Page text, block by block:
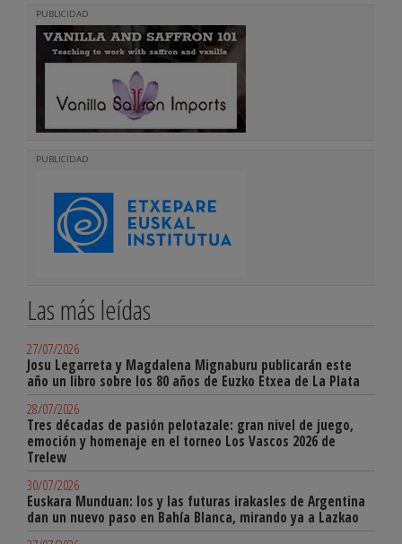
PUBLICIDAD
PUBLICIDAD
Las más leídas
27/07/2026
Josu Legarreta y Magdalena Mignaburu publicarán este
año un libro sobre los 80 años de Euzko Etxea de La Plata
28/07/2026
Tres décadas de pasión pelotazale: gran nivel de juego,
emoción y homenaje en el torneo Los Vascos 2026 de
Trelew
30/07/2026
Euskara Munduan: los y las futuras irakasles de Argentina
dan un nuevo paso en Bahía Blanca, mirando ya a Lazkao